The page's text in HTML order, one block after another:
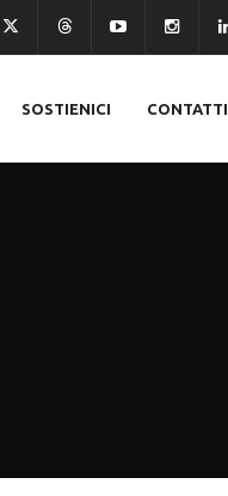
SOSTIENICI CONTATTI